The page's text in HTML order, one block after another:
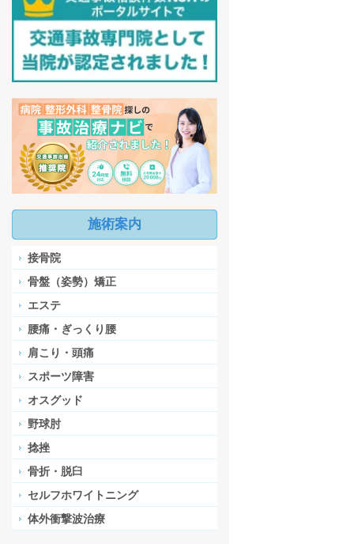
施術案内
接骨院
骨盤（姿勢）矯正
エステ
腰痛・ぎっくり腰
肩こり・頭痛
スポーツ障害
オスグッド
野球肘
捻挫
骨折・脱臼
セルフホワイトニング
体外衝撃波治療